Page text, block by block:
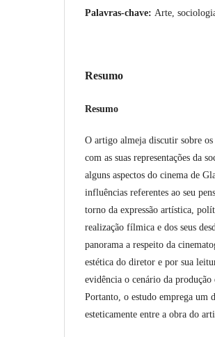
Palavras-chave: Arte,
Resumo
Resumo
O artigo almeja discutir sobre os
com as suas representações da
alguns aspectos do cinema de
influências referentes ao seu
torno da expressão artística,
realização fílmica e dos seus
panorama a respeito da
estética do diretor e por sua
evidência o cenário da
Portanto, o estudo emprega um
esteticamente entre a obra do